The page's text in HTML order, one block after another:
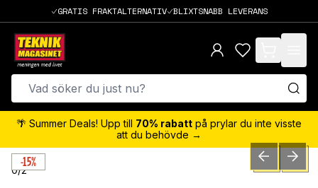
GRATIS FRAKTALTERNATIV BLIXTSNABB LEVERANS
items in cart,
🌴 Summer Deals! Upp till 70% rabatt på prylar du inte visste
att du behövde →
-15%
0/2 PREVIOUSNEXT